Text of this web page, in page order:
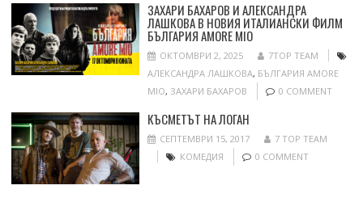
ЗАХАРИ БАХАРОВ И АЛЕКСАНДРА
ЛАШКОВА В НОВИЯ ИТАЛИАНСКИ ФИЛМ
БЪЛГАРИЯ AMORE MIO
ОКТОМВРИ 2, 2025
7TOP TEAM
АЛЕКСАНДРА ЛАШКОВА, БЪЛГАРИЯ AMORE
MIO, ЗАХАРИ БАХАРОВ 0 COMMENT
КЪСМЕТЪТ НА ЛОГАН
СЕПТЕМВРИ 15, 2017
7 TOP TEAM
КОМЕДИЯ
0 COMMENT